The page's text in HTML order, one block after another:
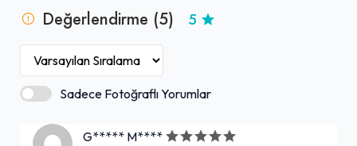
tercihtir.Değerlendirme (5) 5
Sadece Fotoğraflı Yorumlar
G***** M****